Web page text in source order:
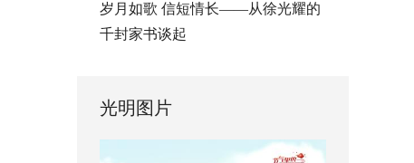
岁月如歌 信短情长——从徐光耀的
千封家书谈起
光明图片